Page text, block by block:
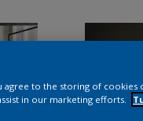
agree to the storing of
in our marketing efforts.